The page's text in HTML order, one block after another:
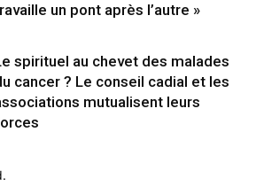
un pont après l’autre »
spirituel au chevet des malades
cancer ? Le conseil cadial et les
mutualisent leurs